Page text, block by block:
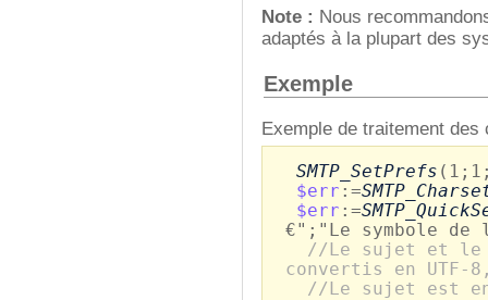
Note : Nous
adaptés à la plupart des
Exemple
Exemple de traitement
SMTP_SetPrefs
$err :=
$err :=
€";"Le symbole
//Le sujet et le
convertis en UTF-
//Le sujet est